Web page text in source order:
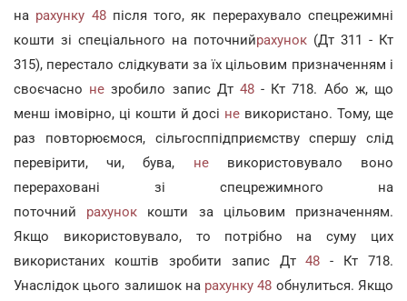
на рахунку 48після того, як перерахувало спецрежимні
кошти зі спеціального на поточнийрахунок (Дт 311 - Кт
315), перестало слідкувати за їх цільовим призначенням і
своєчасно не зробило запис Дт 48- Кт 718. Або ж, що
менш імовірно, ці кошти й досі не використано. Тому, ще
раз повторюємося, сільгосппідприємству спершу слід
перевірити, чи, бува, невикористовувало воно
перераховані зі спецрежимного на
поточний рахунок кошти за цільовим призначенням.
Якщо використовувало, то потрібно на суму цих
використаних коштів зробити запис Дт48 - Кт 718.
Унаслідок цього залишок на рахунку 48 обнулиться. Якщо